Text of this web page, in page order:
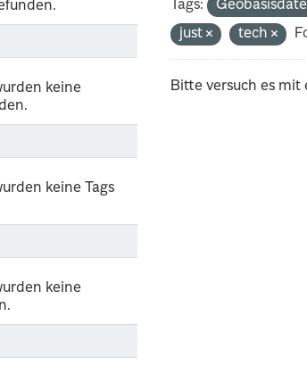
keine
keine Tags
keine
Tags:
just
tech
Bitte versuch es mit